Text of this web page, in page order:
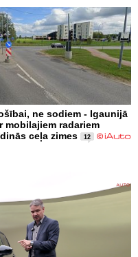
ne sodiem - Igaunijā
mobilajiem radariem
ceļa zimes
12